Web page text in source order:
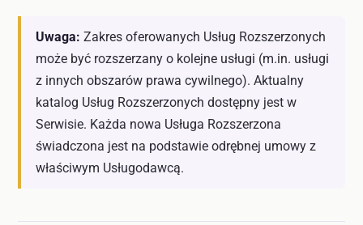
Uwaga: Zakres oferowanych Usług Rozszerzonych
może być rozszerzany o kolejne usługi (m.in. usługi
z innych obszarów prawa cywilnego). Aktualny
katalog Usług Rozszerzonych dostępny jest w
Serwisie. Każda nowa Usługa Rozszerzona
świadczona jest na podstawie odrębnej umowy z
właściwym Usługodawcą.